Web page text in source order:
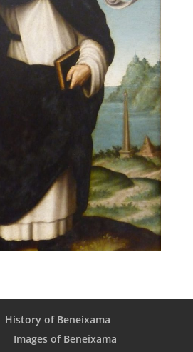
History of Beneixama
Images of Beneixama